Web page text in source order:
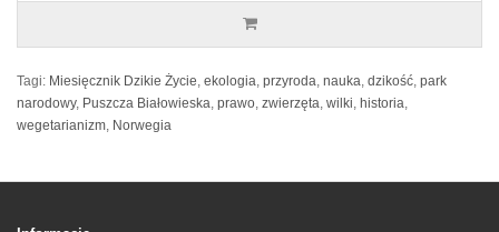
Tagi: Miesięcznik Dzikie Życie, ekologia, przyroda, nauka, dzikość, park
narodowy, Puszcza Białowieska, prawo, zwierzęta, wilki, historia,
wegetarianizm, Norwegia